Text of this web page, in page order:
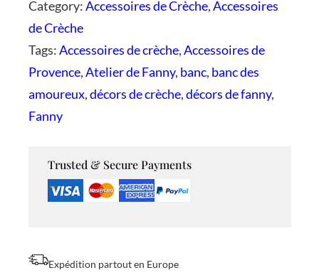
t
i
t
é
d
e
Category:Accessoires de Crèche, Accessoires
de Crèche
Tags:Accessoires de crèche, Accessoires de
Provence, Atelier de Fanny, banc, banc des
amoureux, décors de crèche, décors de fanny
Fanny
Trusted & Secure Payments
Expédition partout en Europe